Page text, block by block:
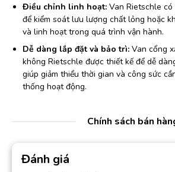
Điều chỉnh linh hoạt: Van Rietschle
để kiểm soát lưu lượng chất lỏng hoặc
và linh hoạt trong quá trình vận hành.
Dễ dàng lắp đặt và bảo trì: Van cổng
không Rietschle được thiết kế để dễ
giúp giảm thiểu thời gian và công sức
thống hoạt động.
Chính sách bán
Đánh giá